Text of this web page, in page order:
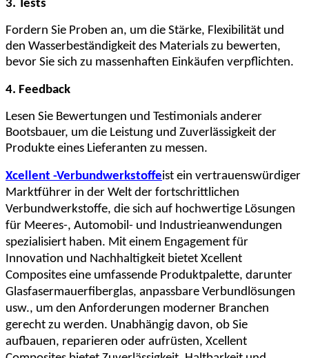
3. Tests
Fordern Sie Proben an, um die Stärke, Flexibilität und
den Wasserbeständigkeit des Materials zu bewerten,
bevor Sie sich zu massenhaften Einkäufen verpflichten.
4. Feedback
Lesen Sie Bewertungen und Testimonials anderer
Bootsbauer, um die Leistung und Zuverlässigkeit der
Produkte eines Lieferanten zu messen.
Xcellent -Verbundwerkstoffeist ein vertrauenswürdiger
Marktführer in der Welt der fortschrittlichen
Verbundwerkstoffe, die sich auf hochwertige Lösungen
für Meeres-, Automobil- und Industrieanwendungen
spezialisiert haben. Mit einem Engagement für
Innovation und Nachhaltigkeit bietet Xcellent
Composites eine umfassende Produktpalette, darunter
Glasfasermauerfiberglas, anpassbare Verbundlösungen
usw., um den Anforderungen moderner Branchen
gerecht zu werden. Unabhängig davon, ob Sie
aufbauen, reparieren oder aufrüsten, Xcellent